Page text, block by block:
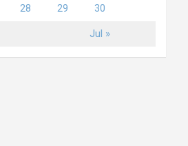
Jul »
28 29 30